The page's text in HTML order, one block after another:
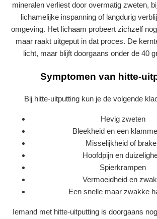
mineralen verliest door overmatig zweten,
lichamelijke inspanning of langdurig
omgeving. Het lichaam probeert zichzelf
maar raakt uitgeput in dat proces. De
licht, maar blijft doorgaans onder de 40
Symptomen van hitte-
Bij hitte-uitputting kun je de volgende
Hevig zweten
Bleekheid en een
Misselijkheid of
Hoofdpijn en
Spierkrampen
Vermoeidheid en
Een snelle maar zwakke
Iemand met hitte-uitputting is doorgaans